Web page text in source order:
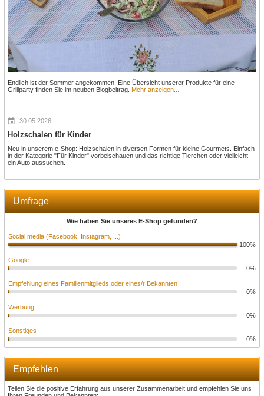
Endlich ist der Sommer angekommen! Eine Übersicht unserer Produkte für eine
Grillparty finden Sie im neuben Blogbeitrag. Mehr anzeigen...
30.05.2026
Holzschalen für Kinder
Neu in unserem e-Shop: Holzschalen in diversen Formen für kleine Gourmets. Einfach
in der Kategorie "Für Kinder" vorbeischauen und das richtige Tierchen oder vielleicht
ein Auto aussuchen.
Umfrage
Wie haben Sie unseres E-Shop gefunden?
Social media (Facebook, Instagram, ...)
100%
Google
0%
Empfehlung eines Familienmitglieds oder eines/r Bekannten
0%
Werbung
0%
Sonstiges
0%
Empfehlen
Teilen Sie die positive Erfahrung aus unserer Zusammenarbeit und empfehlen Sie uns